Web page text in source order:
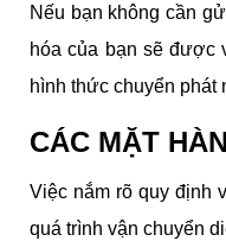
Nếu bạn không cần
hóa của bạn sẽ được
hình thức chuyển phát
CÁC MẶT
Việc nắm rõ quy định
quá trình vận chuyển